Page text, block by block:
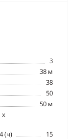
3
38 м
38
50
50 м
х
(ч)
15